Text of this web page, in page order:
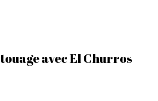
avec El Churros